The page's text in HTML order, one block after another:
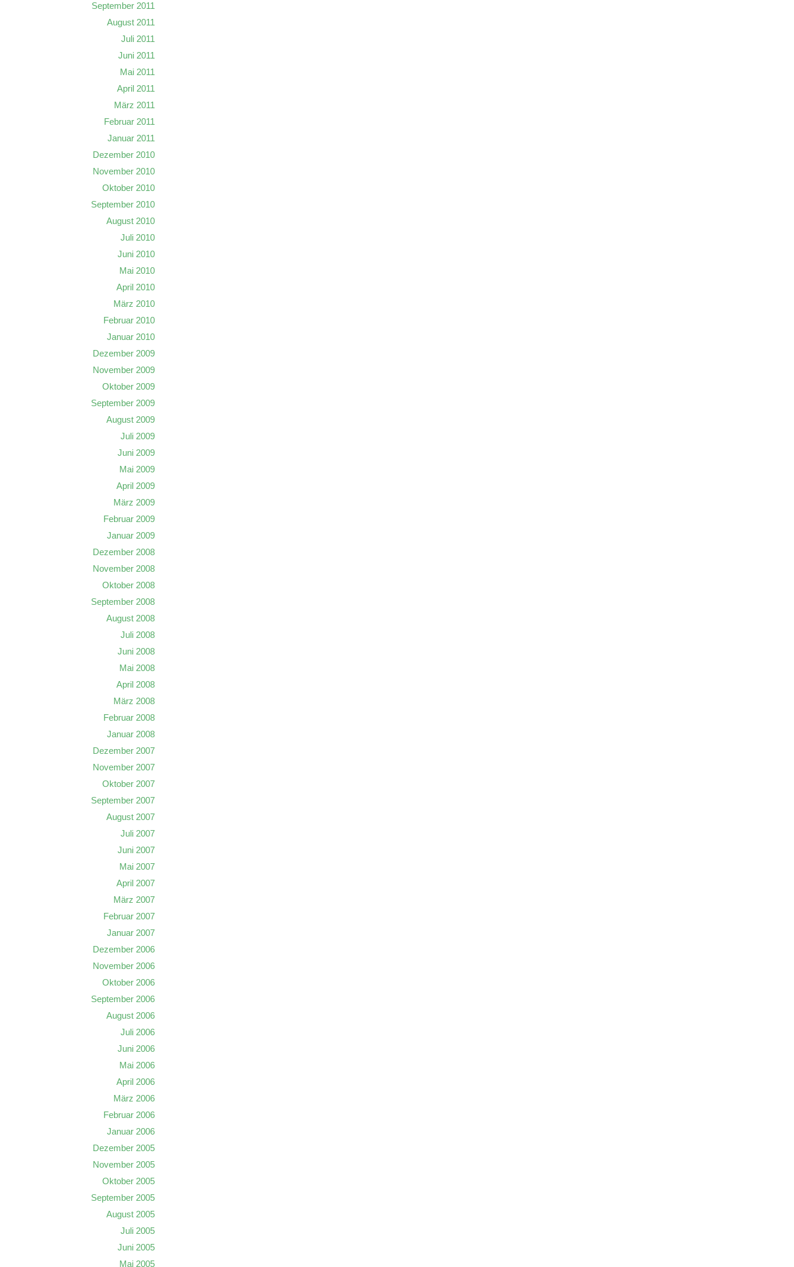
September 2011
August 2011
Juli 2011
Juni 2011
Mai 2011
April 2011
März 2011
Februar 2011
Januar 2011
Dezember 2010
November 2010
Oktober 2010
September 2010
August 2010
Juli 2010
Juni 2010
Mai 2010
April 2010
März 2010
Februar 2010
Januar 2010
Dezember 2009
November 2009
Oktober 2009
September 2009
August 2009
Juli 2009
Juni 2009
Mai 2009
April 2009
März 2009
Februar 2009
Januar 2009
Dezember 2008
November 2008
Oktober 2008
September 2008
August 2008
Juli 2008
Juni 2008
Mai 2008
April 2008
März 2008
Februar 2008
Januar 2008
Dezember 2007
November 2007
Oktober 2007
September 2007
August 2007
Juli 2007
Juni 2007
Mai 2007
April 2007
März 2007
Februar 2007
Januar 2007
Dezember 2006
November 2006
Oktober 2006
September 2006
August 2006
Juli 2006
Juni 2006
Mai 2006
April 2006
März 2006
Februar 2006
Januar 2006
Dezember 2005
November 2005
Oktober 2005
September 2005
August 2005
Juli 2005
Juni 2005
Mai 2005